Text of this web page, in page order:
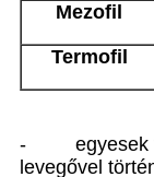
Mezofil
Termofil
-
egyesek
levegővel